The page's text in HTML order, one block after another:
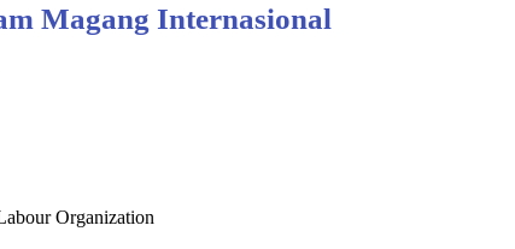
Magang Internasional
Organization